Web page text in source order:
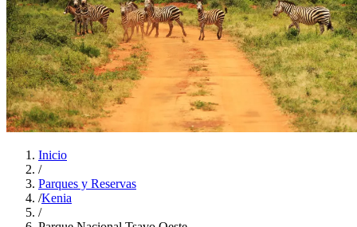
Inicio
/
Parques y Reservas
/Kenia
/